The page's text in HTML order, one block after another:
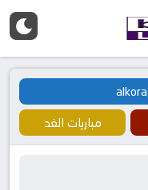
مباريات الغد